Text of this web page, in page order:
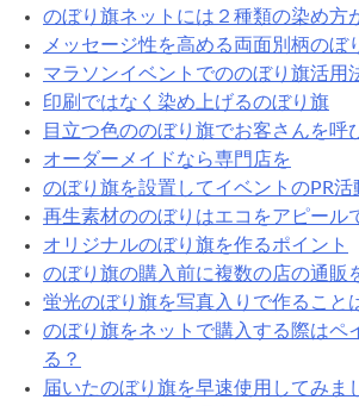
のぼり旗ネットには２種類の染め方
メッセージ性を高める両面別柄のぼ
マラソンイベントでののぼり旗活用
印刷ではなく染め上げるのぼり旗
目立つ色ののぼり旗でお客さんを呼
オーダーメイドなら専門店を
のぼり旗を設置してイベントのPR
再生素材ののぼりはエコをアピール
オリジナルのぼり旗を作るポイント
のぼり旗の購入前に複数の店の通販
蛍光のぼり旗を写真入りで作ること
のぼり旗をネットで購入する際はペ
る？
届いたのぼり旗を早速使用してみま